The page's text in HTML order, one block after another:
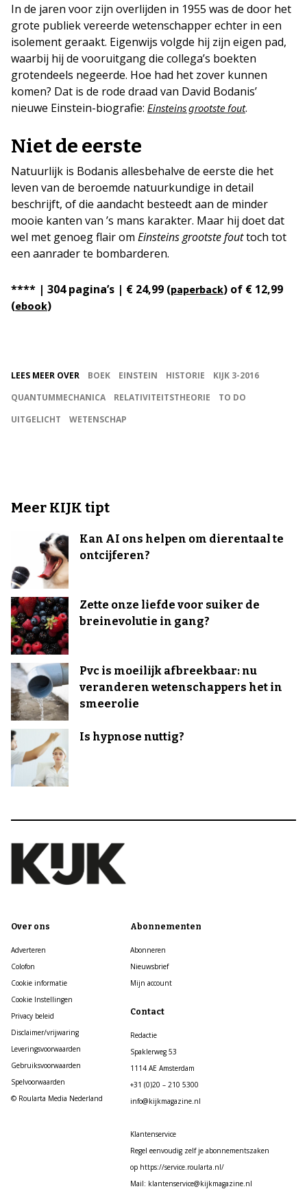
In de jaren voor zijn overlijden in 1955 was de door het
grote publiek vereerde wetenschapper echter in een
isolement geraakt. Eigenwijs volgde hij zijn eigen pad,
waarbij hij de vooruitgang die collega’s boekten
grotendeels negeerde. Hoe had het zover kunnen
komen? Dat is de rode draad van David Bodanis’
nieuwe Einstein-biografie: Einsteins grootste fout.
Niet de eerste
Natuurlijk is Bodanis allesbehalve de eerste die het
leven van de beroemde natuurkundige in detail
beschrijft, of die aandacht besteedt aan de minder
mooie kanten van ’s mans karakter. Maar hij doet dat
wel met genoeg flair om Einsteins grootste fouttoch tot
een aanrader te bombarderen.
**** | 304 pagina’s | € 24,99 (paperback) of € 12,99
(ebook)
LEES MEER OVER BOEK EINSTEIN HISTORIE
KIJK 3-2016
QUANTUMMECHANICA
RELATIVITEITSTHEORIE
TO DO
UITGELICHT
WETENSCHAP
Meer KIJK tipt
Kan AI ons helpen om dierentaal te
ontcijferen?
Zette onze liefde voor suiker de
breinevolutie in gang?
Pvc is moeilijk afbreekbaar: nu
veranderen wetenschappers het in
smeerolie
Is hypnose nuttig?
Over ons
Adverteren
Colofon
Cookie informatie
Cookie Instellingen
Privacy beleid
Disclaimer/vrijwaring
Leveringsvoorwaarden
Gebruiksvoorwaarden
Spelvoorwaarden
© Roularta Media Nederland
Abonnementen
Abonneren
Nieuwsbrief
Mijn account
Contact
Redactie
Spaklerweg 53
1114 AE Amsterdam
+31 (0)20 – 210 5300
info@kijkmagazine.nl
Klantenservice
Regel eenvoudig zelf je abonnementszaken
op https://service.roularta.nl/
Mail: klantenservice@kijkmagazine.nl